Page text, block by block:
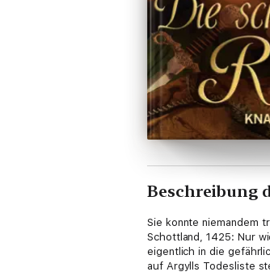
Beschreibung
Sie konnte niemandem
Schottland, 1425: Nur
eigentlich in die
auf Argylls Todesliste